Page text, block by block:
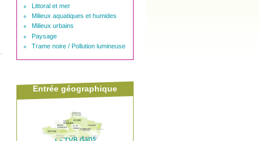
Littoral et mer
Milieux aquatiques et humides
Milieux urbains
Paysage
Trame noire / Pollution lumineuse
Entrée géographique